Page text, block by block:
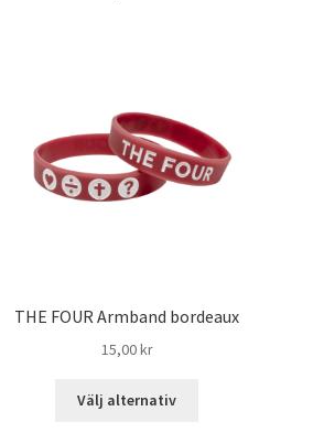
THE FOUR Armband bordeaux
15,00kr
Välj alternativ